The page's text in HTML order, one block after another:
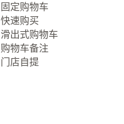
固定购物车
快速购买
滑出式购物车
购物车备注
门店自提